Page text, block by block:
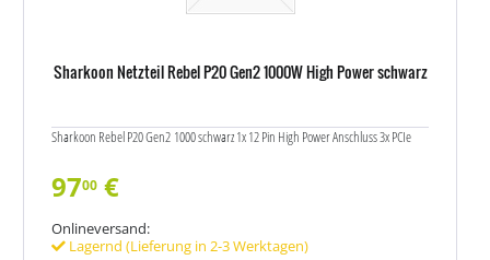
Sharkoon Netzteil Rebel P20 Gen2 1000W High Power schwarz
Sharkoon Rebel P20 Gen2 1000 schwarz 1x 12 Pin High Power Anschluss 3x PCIe
9700 €
Onlineversand:
Lagernd (Lieferung in 2-3 Werktagen)